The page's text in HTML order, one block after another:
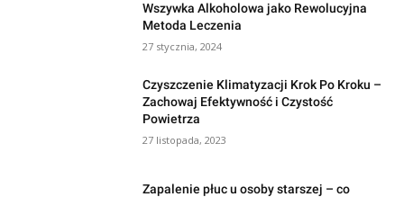
Wszywka Alkoholowa jako Rewolucyjna
Metoda Leczenia
27 stycznia, 2024
Czyszczenie Klimatyzacji Krok Po Kroku –
Zachowaj Efektywność i Czystość
Powietrza
27 listopada, 2023
Zapalenie płuc u osoby starszej – co